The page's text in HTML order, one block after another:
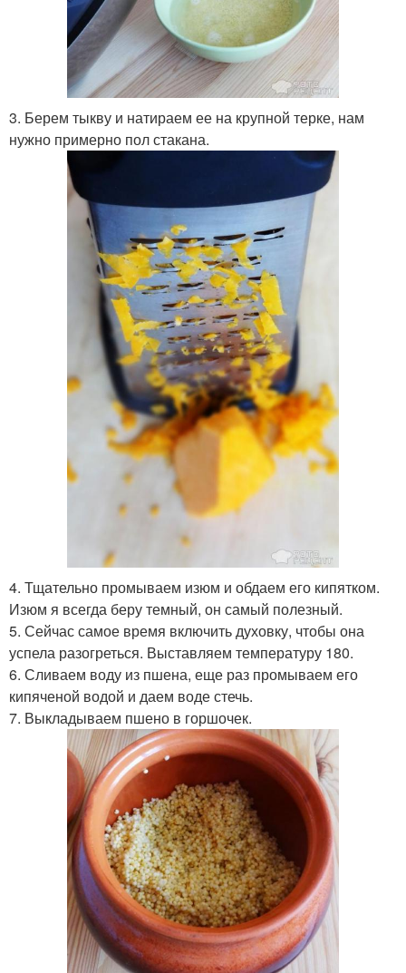
3. Берем тыкву и натираем ее на крупной терке, нам
нужно примерно пол стакана.
4. Тщательно промываем изюм и обдаем его кипятком.
Изюм я всегда беру темный, он самый полезный.
5. Сейчас самое время включить духовку, чтобы она
успела разогреться. Выставляем температуру 180.
6. Сливаем воду из пшена, еще раз промываем его
кипяченой водой и даем воде стечь.
7. Выкладываем пшено в горшочек.